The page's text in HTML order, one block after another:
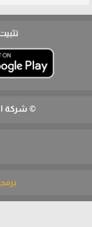
© شركة